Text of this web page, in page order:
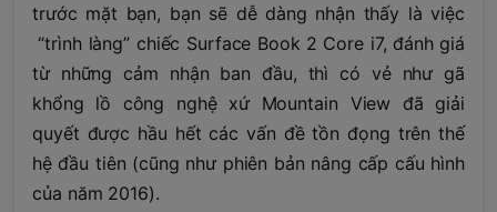
trước mặt bạn, bạn sẽ dễ dàng nhận thấy là việc
“trình làng” chiếc Surface Book 2 Core i7, đánh giá
từ những cảm nhận ban đầu, thì có vẻ như gã
khổng lồ công nghệ xứ Mountain View đã giải
quyết được hầu hết các vấn đề tồn đọng trên thế
hệ đầu tiên (cũng như phiên bản nâng cấp cấu hình
của năm 2016).